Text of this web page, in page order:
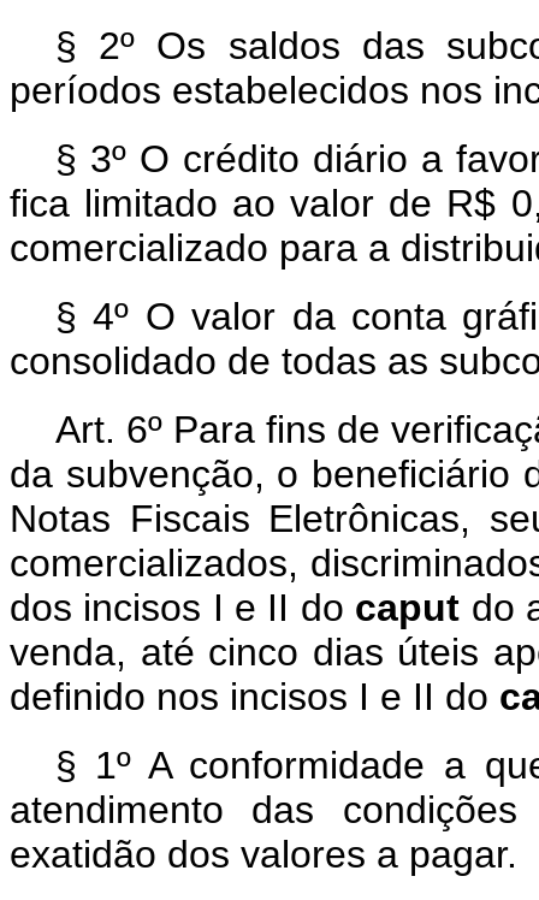
§ 2º Os saldos das
períodos estabelecidos nos
§ 3º O crédito diário a
fica limitado ao valor de R$
comercializado para a
§ 4º O valor da conta
consolidado de todas as
Art. 6º Para fins de
da subvenção, o beneficiário
Notas Fiscais Eletrônicas,
comercializados,
dos incisos I e II do caput do
venda, até cinco dias úteis
definido nos incisos I e II do
§ 1º A conformidade a
atendimento das
exatidão dos valores a pagar.